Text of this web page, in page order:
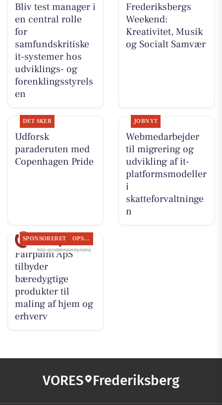
Bliv test manager i
en central rolle
for
samfundskritiske
it-systemer hos
udviklings- og
forenklingsstyrels
en
Frederiksbergs
Weekend:
Kreativitet, Musik
og Socialt Samvær
DET SKER
Udforsk
paraderuten med
Copenhagen Pride
JOBNYT
Webmedarbejder
til migrering og
udvikling af it-
platformsmodeller
i
skatteforvaltninge
n
SPONSORERET OPSLAGSTAVLEN
Fairpaint ApS
tilbyder
bæredygtige
produkter til
maling af hjem og
erhverv
VORES Frederiksberg